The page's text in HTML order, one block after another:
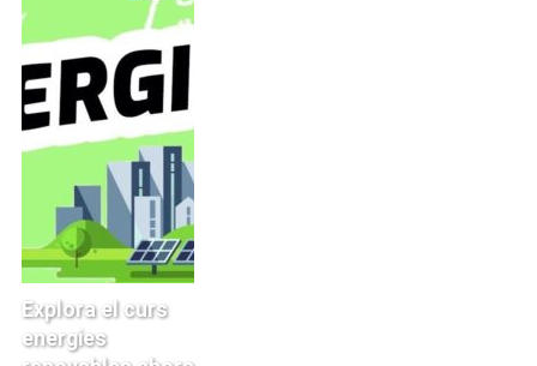
Explora el curs
energies